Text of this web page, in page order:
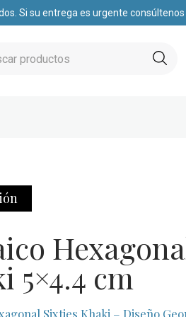
Si su entrega es urgente consúltenos
5×4.4 cm
Sixties Khaki – Diseño